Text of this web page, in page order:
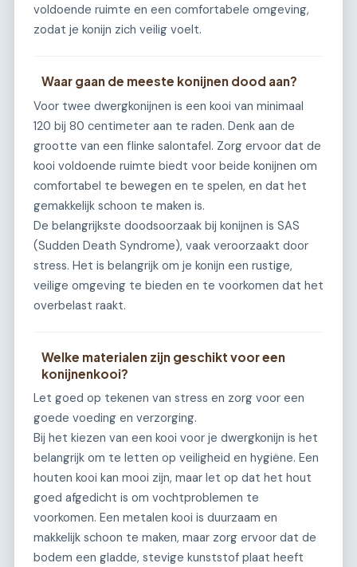
voldoende ruimte en een comfortabele omgeving,
zodat je konijn zich veilig voelt.
Waar gaan de meeste konijnen dood aan?
Voor twee dwergkonijnen is een kooi van minimaal
120 bij 80 centimeter aan te raden. Denk aan de
grootte van een flinke salontafel. Zorg ervoor dat de
kooi voldoende ruimte biedt voor beide konijnen om
comfortabel te bewegen en te spelen, en dat het
gemakkelijk schoon te maken is.
De belangrijkste doodsoorzaak bij konijnen is SAS
(Sudden Death Syndrome), vaak veroorzaakt door
stress. Het is belangrijk om je konijn een rustige,
veilige omgeving te bieden en te voorkomen dat het
overbelast raakt.
Welke materialen zijn geschikt voor een
konijnenkooi?
Let goed op tekenen van stress en zorg voor een
goede voeding en verzorging.
Bij het kiezen van een kooi voor je dwergkonijn is het
belangrijk om te letten op veiligheid en hygiëne. Een
houten kooi kan mooi zijn, maar let op dat het hout
goed afgedicht is om vochtproblemen te
voorkomen. Een metalen kooi is duurzaam en
makkelijk schoon te maken, maar zorg ervoor dat de
bodem een gladde, stevige kunststof plaat heeft